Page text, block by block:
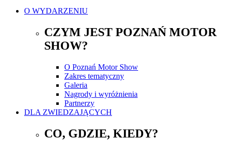
O WYDARZENIU
CZYM JEST POZNAŃ MOTOR
SHOW?
O Poznań Motor Show
Zakres tematyczny
Galeria
Nagrody i wyróżnienia
Partnerzy
DLA ZWIEDZAJĄCYCH
CO, GDZIE, KIEDY?